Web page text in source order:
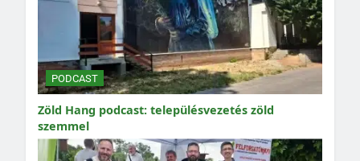
PODCAST
Zöld Hang podcast: településvezetés zöld
szemmel